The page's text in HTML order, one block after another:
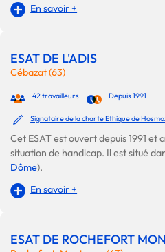
En savoir +
ESAT DE L'ADIS
Cébazat (63)
42 travailleurs Depuis 1991
Signataire de la charte Ethique de
Cet ESAT est ouvert depuis 1991 et
situation de handicap. Il est situé
Dôme).
En savoir +
ESAT DE ROCHEFORT